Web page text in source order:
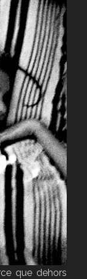
que dehors